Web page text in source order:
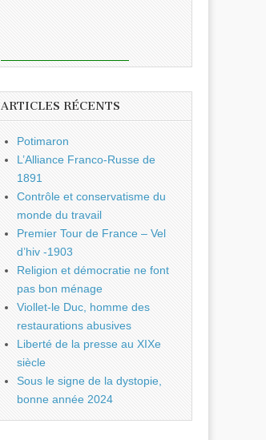
ARTICLES RÉCENTS
Potimaron
L’Alliance Franco-Russe de
1891
Contrôle et conservatisme du
monde du travail
Premier Tour de France – Vel
d’hiv -1903
Religion et démocratie ne font
pas bon ménage
Viollet-le Duc, homme des
restaurations abusives
Liberté de la presse au XIXe
siècle
Sous le signe de la dystopie,
bonne année 2024